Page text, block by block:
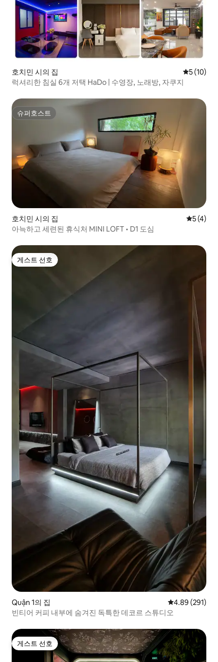
호치민 시의 집 평점 5점
5 (10)
럭셔리한 침실 6개 저택 HaDo | 수영장, 노래방, 자쿠지
슈퍼호스트
슈퍼호스트
호치민 시의 집 평점 5점
5 (4)
아늑하고 세련된 휴식처 MINI LOFT • D1 도심
게스트 선호
게스트 선호
Quận 1의 집 평점 4.89점(5
4.89 (291)
빈티어 커피 내부에 숨겨진 독특한 데코르 스튜디오
게스트 선호
게스트 선호